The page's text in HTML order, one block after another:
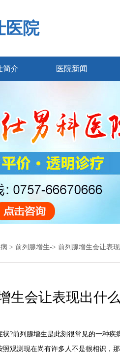
医院
简介 医院新闻
> 前列腺增生-> 前列腺增生会让表
生会让表现出什
前列腺增生是此刻很常见的一种疾
观测现在尚有许多人不是很相识，